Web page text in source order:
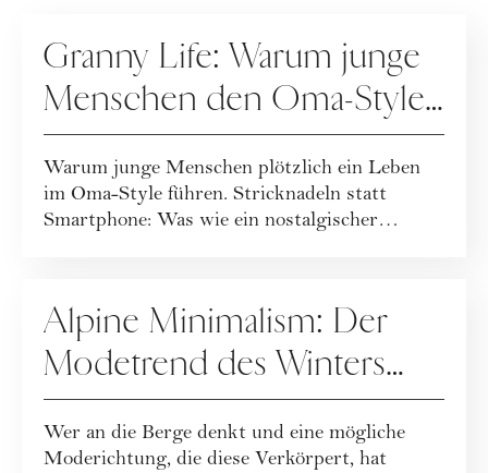
Granny Life: Warum junge
Menschen den Oma-Style
lieben
Warum junge Menschen plötzlich ein Leben
im Oma-Style führen. Stricknadeln statt
Smartphone: Was wie ein nostalgischer
Alpine Minimalism: Der
Modetrend des Winters
zum Nachstylen
Wer an die Berge denkt und eine mögliche
Moderichtung, die diese Verkörpert, hat